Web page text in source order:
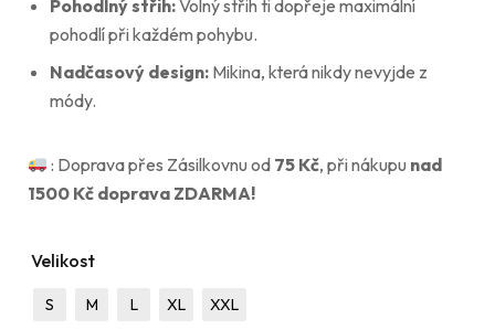
Pohodlný střih:Volný střih ti dopřeje maximální
pohodlí při každém pohybu.
Nadčasový design: Mikina, která nikdy nevyjde z
módy.
: Doprava přes Zásilkovnu od 75 Kč, při nákupu nad
1500 Kč doprava ZDARMA!
Velikost
S M L XL XXL